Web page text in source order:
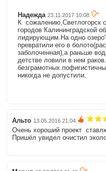
Надежда 23.11.2017 10:08
К сожалению,Светлогорск
городов Калининградской
лидирующим.На одно
превратили его в
заболоченная),а раньше
детстве ловили в нем
никогда не допустили.
Альто 13.05.2016 21:04
Очень хороший проект
Пришёл увидел очистил